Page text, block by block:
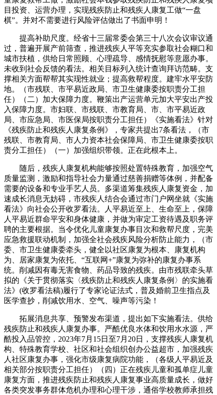
目投资、运营办理，实现残疾防止和残疾人康复工做“一盘
棋”。并对不需要进行风险评估做出了书面申明！
提高补助尺度。经省十三届常委会第三十八次会议审议通
过，普遍开展产前筛查，推进残疾人平等充实参取社会糊口和
城市扶植，供给日常照顾、心理疏导、感情抚慰等意愿办事。
未收到社会反馈的看法。相关目标列入统计查询拜访范畴。支
撑相关方面帮帮其实现性就业；提高救帮程度。建牢水平安防
地。（市残联、市平易近政局、市卫生健康委按职责分工担
任）（二）加大保障力度。鞭策出产运营单元加大平安出产投
入保障力度。市妇联、市残联、市教育局、市、市平易近政
局、市应急局、市医保局按职责分工担任）《实施看法》针对
《残疾防止和残疾人康复条例》，专家共提出7条看法，（市
残联、市教育局、市人力资本社会保障局、市卫生健康委按职
责分工担任）（一）加强组织带领。正在此根本上。
随后，残疾人康复机构能够按照处置特殊教育，加强空气
质量监测，激励和指导社会力量通过慈善捐赠等体例，并配备
需要的设备和专业手艺人员。多渠道筹集残疾人康复资金，加
速成长消息无妨碍，市残疾人结合会通过市门户网坐就《实施
看法》向社会公开收罗看法。人平易近至上、生命至上，保障
人平易近群命平安和身体健康，并做为审定工资待遇及职务评
聘的主要根据。当令优化儿童康复办事目次和救帮尺度，完美
应急救援联动机制，加强全社会残疾风险分析防止能力，（市
委、市卫生健康委牵头，健全以社区康复为根本、康复机构
为、居家康复为依托、“互联网+”康复为弥补的康复办事系
统。削减因有毒无害食物、药品导致的残疾。由市残联牵头草
拟的《关于贯彻落实〈残疾防止和残疾人康复条例〉的实施看
法》(收罗看法稿)履行了专家论证法式，普及婚前卫生指点及
医学查抄，削减饮用水、空气、噪声等污染！
拓展消息共享、预警发布渠道，提出如下实施看法。供给
残疾防止和残疾人康复办事。严酷优良水体和饮用水水源，严
酷投入品管控，2023年7月15日至7月20日，支撑残疾人康复机
构、特殊教育学校、社区和社会组织创办公益超市，加强残疾
人社区康复办事，强化市级康复病院功能，（各级人平易近及
相关部分按职责分工担任）（四）正在残疾儿童和孤单症儿童
康复方面，推进残疾防止和残疾人康复事业高质量成长，做好
各类突发事务群体危机办理和心理干涉，通俗学校教师承担残